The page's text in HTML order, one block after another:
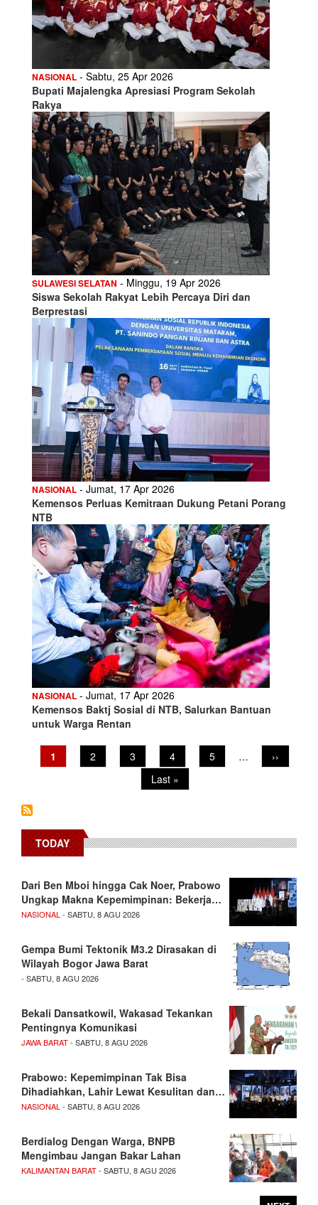
NASIONAL - Sabtu, 25 Apr 2026
Bupati Majalengka Apresiasi Program Sekolah
Rakya
SULAWESI SELATAN - Minggu, 19 Apr 2026
Siswa Sekolah Rakyat Lebih Percaya Diri dan
Berprestasi
NASIONAL - Jumat, 17 Apr 2026
Kemensos Perluas Kemitraan Dukung Petani Porang
NTB
NASIONAL - Jumat, 17 Apr 2026
Kemensos Baktj Sosial di NTB, Salurkan Bantuan
untuk Warga Rentan
Pagination
Current
page
1 Page
2 Page
3 Page
4 Page
5 …
Next
page
››
Last
page
Last »
TODAY
Dari Ben Mboi hingga Cak Noer, Prabowo
Ungkap Makna Kepemimpinan: Bekerja…
NASIONAL - SABTU, 8 AGU 2026
Gempa Bumi Tektonik M3.2 Dirasakan di
Wilayah Bogor Jawa Barat
- SABTU, 8 AGU 2026
Bekali Dansatkowil, Wakasad Tekankan
Pentingnya Komunikasi
JAWA BARAT- SABTU, 8 AGU 2026
Prabowo: Kepemimpinan Tak Bisa
Dihadiahkan, Lahir Lewat Kesulitan dan…
NASIONAL - SABTU, 8 AGU 2026
Berdialog Dengan Warga, BNPB
Mengimbau Jangan Bakar Lahan
KALIMANTAN BARAT- SABTU, 8 AGU 2026